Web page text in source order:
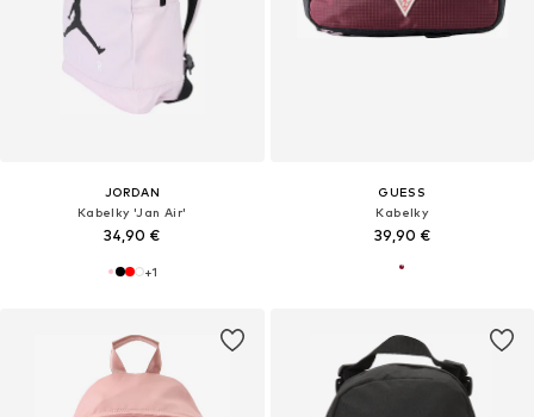
JORDAN
Kabelky 'Jan Air'
34,90 €
+1
GUESS
Kabelky
39,90 €